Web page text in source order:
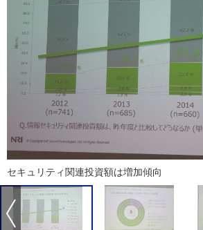
セキュリティ関連投資額は増加傾向